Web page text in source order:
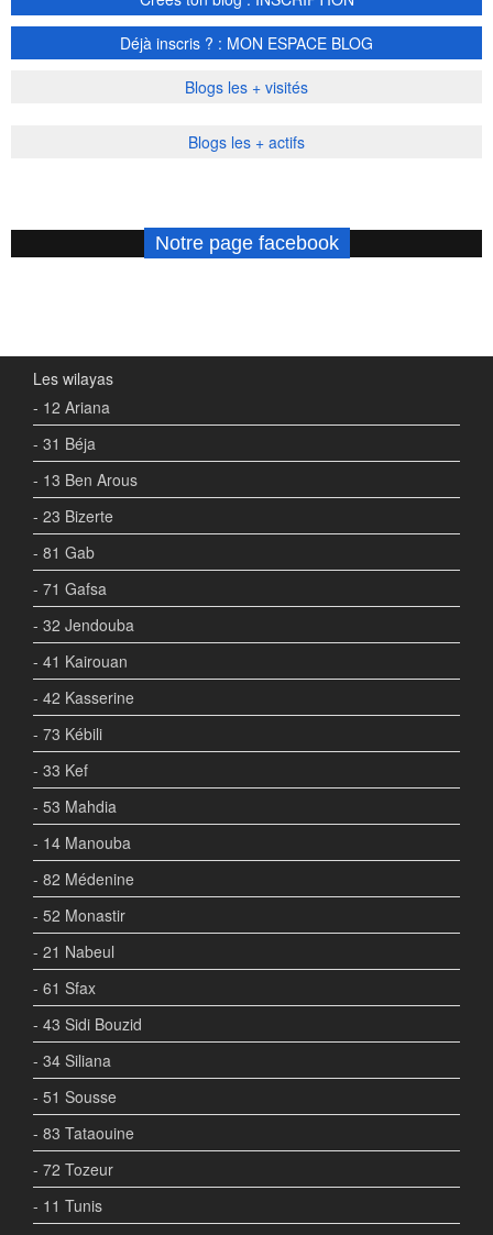
Déjà inscris ? : MON ESPACE BLOG
Blogs les + visités
Blogs les + actifs
Notre page facebook
Les wilayas
- 12 Ariana
- 31 Béja
- 13 Ben Arous
- 23 Bizerte
- 81 Gab
- 71 Gafsa
- 32 Jendouba
- 41 Kairouan
- 42 Kasserine
- 73 Kébili
- 33 Kef
- 53 Mahdia
- 14 Manouba
- 82 Médenine
- 52 Monastir
- 21 Nabeul
- 61 Sfax
- 43 Sidi Bouzid
- 34 Siliana
- 51 Sousse
- 83 Tataouine
- 72 Tozeur
- 11 Tunis